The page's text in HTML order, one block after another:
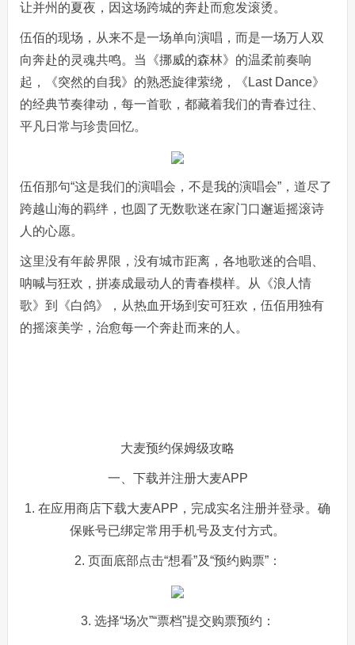
让并州的夏夜，因这场跨城的奔赴而愈发滚烫。
伍佰的现场，从来不是一场单向演唱，而是一场万人双
向奔赴的灵魂共鸣。当《挪威的森林》的温柔前奏响
起，《突然的自我》的熟悉旋律萦绕，《Last Dance》
的经典节奏律动，每一首歌，都藏着我们的青春过往、
平凡日常与珍贵回忆。
伍佰那句“这是我们的演唱会，不是我的演唱会”，道尽了
跨越山海的羁绊，也圆了无数歌迷在家门口邂逅摇滚诗
人的心愿。
这里没有年龄界限，没有城市距离，各地歌迷的合唱、
呐喊与狂欢，拼凑成最动人的青春模样。从《浪人情
歌》到《白鸽》，从热血开场到安可狂欢，伍佰用独有
的摇滚美学，治愈每一个奔赴而来的人。
大麦预约保姆级攻略
一、下载并注册大麦APP
1. 在应用商店下载大麦APP，完成实名注册并登录。确
保账号已绑定常用手机号及支付方式。
2. 页面底部点击“想看”及“预约购票”：
3. 选择“场次”“票档”提交购票预约：